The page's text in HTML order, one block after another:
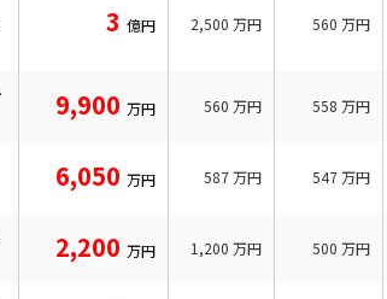
3 億円 2,500 万円 560 万円
9,900 万円 560 万円 558 万円
6,050 万円 587万円 547万円
2,200 万円 1,200 万円 500 万円